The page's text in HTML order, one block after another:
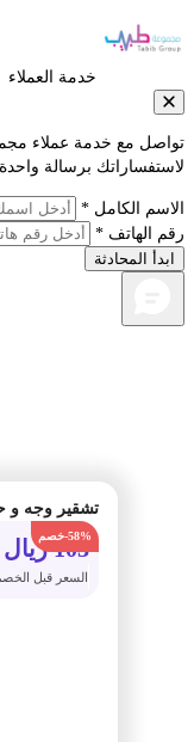
تشقير وجه و
-58%
103 ريال
السعر قبل الخصم244
خدمة العملاء
مع خدمة عملاء
برسالة واحدة.
الكامل *
الهاتف *
المحادثة